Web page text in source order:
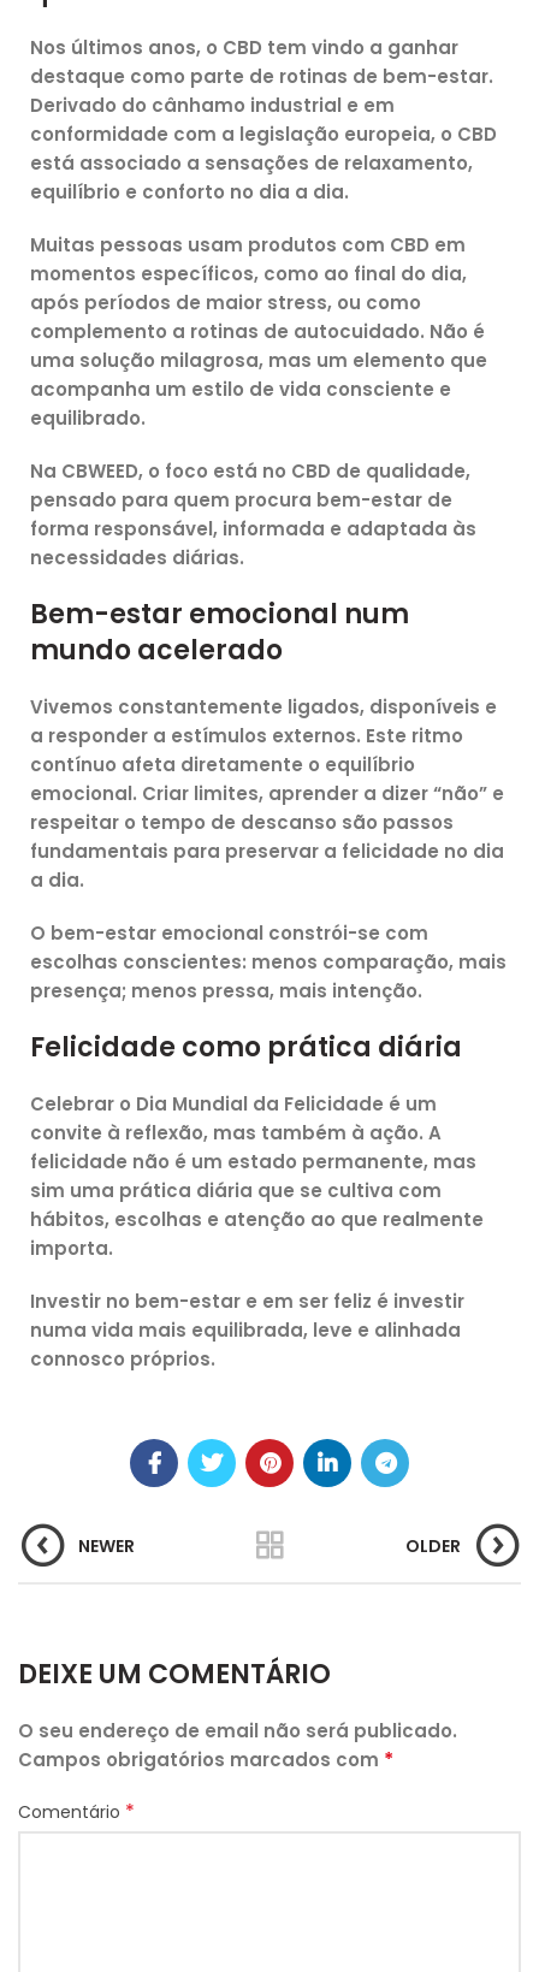
Nos últimos anos, o CBD tem vindo a ganhar
destaque como parte de rotinas de bem-estar.
Derivado do cânhamo industrial e em
conformidade com a legislação europeia, o CBD
está associado a sensações de relaxamento,
equilíbrio e conforto no dia a dia.
Muitas pessoas usam produtos com CBD em
momentos específicos, como ao final do dia,
após períodos de maior stress, ou como
complemento a rotinas de autocuidado. Não é
uma solução milagrosa, mas um elemento que
acompanha um estilo de vida consciente e
equilibrado.
Na CBWEED, o foco está no CBD de qualidade,
pensado para quem procura bem-estar de
forma responsável, informada e adaptada às
necessidades diárias.
Bem-estar emocional num
mundo acelerado
Vivemos constantemente ligados, disponíveis e
a responder a estímulos externos. Este ritmo
contínuo afeta diretamente o equilíbrio
emocional. Criar limites, aprender a dizer “não” e
respeitar o tempo de descanso são passos
fundamentais para preservar a felicidade no dia
a dia.
O bem-estar emocional constrói-se com
escolhas conscientes: menos comparação, mais
presença; menos pressa, mais intenção.
Felicidade como prática diária
Celebrar o Dia Mundial da Felicidade é um
convite à reflexão, mas também à ação. A
felicidade não é um estado permanente, mas
sim uma prática diária que se cultiva com
hábitos, escolhas e atenção ao que realmente
importa.
Investir no bem-estar e em ser feliz é investir
numa vida mais equilibrada, leve e alinhada
connosco próprios.
NEWER OLDER
DEIXE UM COMENTÁRIO
O seu endereço de email não será publicado.
Campos obrigatórios marcados com *
Comentário *